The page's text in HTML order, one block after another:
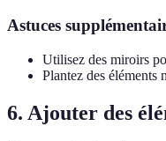
Astuces
Utilisez des miroirs
Plantez des éléments
6. Ajouter des